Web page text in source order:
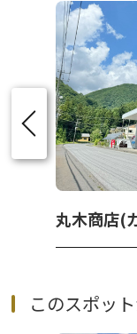
丸木商店(
このスポッ